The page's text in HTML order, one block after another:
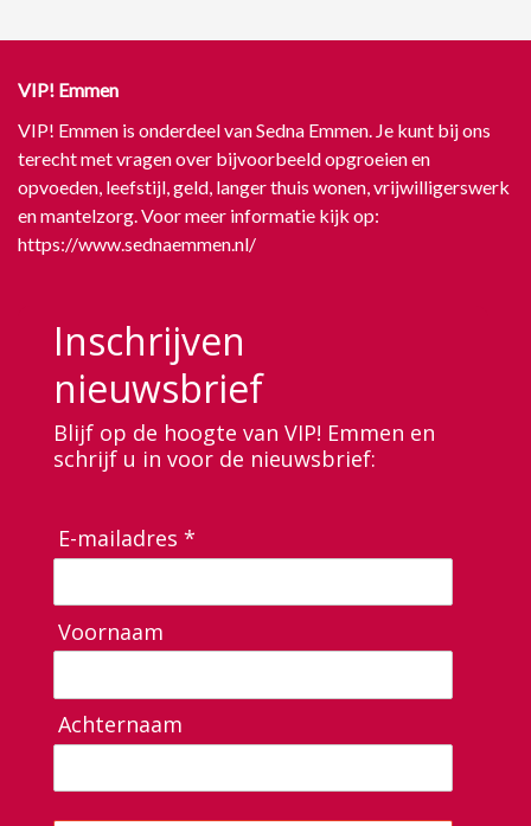
VIP! Emmen
VIP! Emmen is onderdeel van Sedna Emmen. Je kunt bij ons
terecht met vragen over bijvoorbeeld opgroeien en
opvoeden, leefstijl, geld, langer thuis wonen, vrijwilligerswerk
en mantelzorg. Voor meer informatie kijk op:
https://www.sednaemmen.nl/
Inschrijven
nieuwsbrief
Blijf op de hoogte van VIP! Emmen en
schrijf u in voor de nieuwsbrief:
E-mailadres *
Voornaam
Achternaam